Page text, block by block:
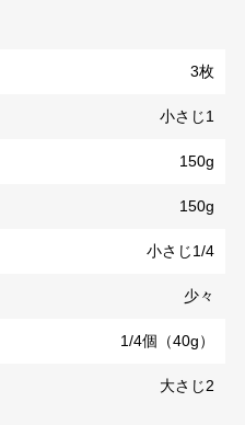
3枚
小さじ1
150g
150g
小さじ1/4
少々
1/4個（40g）
大さじ2